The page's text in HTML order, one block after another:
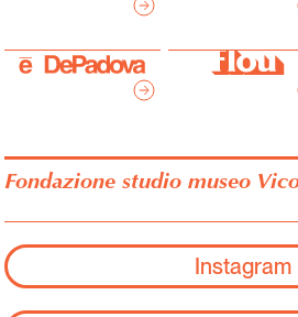
Fondazione studio museo
Instagram